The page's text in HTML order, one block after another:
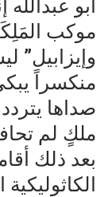
أبو
موكب
وإيزابيل”
منكسراً
صداها
ملكٍ لم
بعد ذلك